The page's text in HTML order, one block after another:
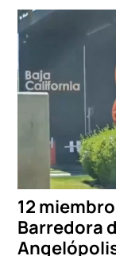
12
Barredora